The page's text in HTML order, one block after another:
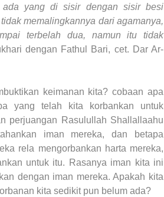
ada yang di sisir dengan sisir besi
memalingkannya dari agamanya,
terbelah dua, namun itu tidak
dengan Fathul Bari, cet. Dar Ar-
keimanan kita? cobaan apa
yang telah kita korbankan untuk
perjuangan Rasulullah Shallallaahu
iman mereka, dan betapa
rela mengorbankan harta mereka,
untuk itu. Rasanya iman kita ini
dengan iman mereka. Apakah kita
kita sedikit pun belum ada?